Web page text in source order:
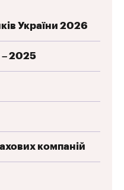
України 2026
– 2025
компаній